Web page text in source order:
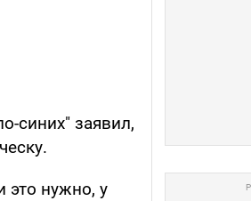
синих" заявил,
нужно, у